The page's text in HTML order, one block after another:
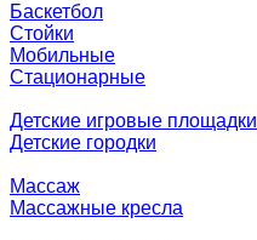
Баскетбол
Стойки
Мобильные
Стационарные
Детские игровые площадки
Детские городки
Массаж
Массажные кресла